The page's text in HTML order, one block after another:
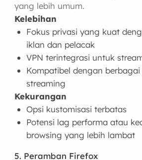
yang lebih umum.
Kelebihan
Fokus privasi yang kuat
iklan dan pelacak
VPN terintegrasi untuk
Kompatibel dengan
streaming
Kekurangan
Opsi kustomisasi terbatas
Potensi lag performa atau
browsing yang lebih lambat
5. Peramban Firefox